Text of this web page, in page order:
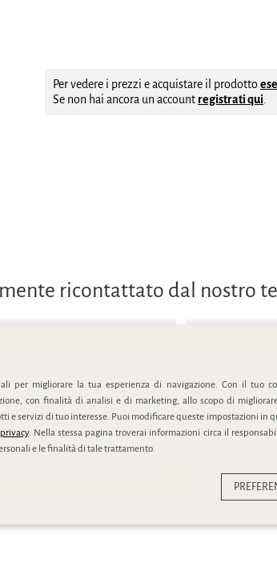
Per vedere i prezzi e acquistare il prodotto
Se non hai ancora un account registrati qui.
ricontattato dal nostro
per migliorare la tua esperienza di navigazione. Con il tuo
con finalità di analisi e di marketing, allo scopo di
e servizi di tuo interesse. Puoi modificare queste impostazioni in
. Nella stessa pagina troverai informazioni circa il
e le finalità di tale trattamento.